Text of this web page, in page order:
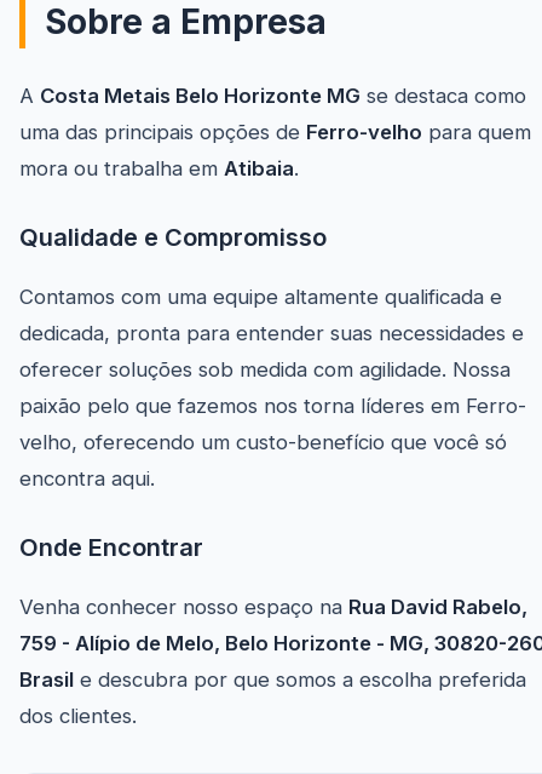
Sobre a Empresa
A Costa Metais Belo Horizonte MG se destaca como
uma das principais opções de Ferro-velho para quem
mora ou trabalha em Atibaia.
Qualidade e Compromisso
Contamos com uma equipe altamente qualificada e
dedicada, pronta para entender suas necessidades e
oferecer soluções sob medida com agilidade. Nossa
paixão pelo que fazemos nos torna líderes em Ferro-
velho, oferecendo um custo-benefício que você só
encontra aqui.
Onde Encontrar
Venha conhecer nosso espaço na Rua David Rabelo,
759 - Alípio de Melo, Belo Horizonte - MG, 30820-
Brasil e descubra por que somos a escolha preferida
dos clientes.